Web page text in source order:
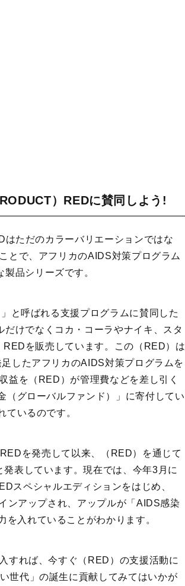
）REDに賛同しよう!
はただのカラーバリエーションではな
とで、アフリカのAIDS対策プログラム
品シリーズです。
と呼ばれる支援プログラムに賛同した
けでなくコカ・コーラやナイキ、スタ
を販売しています。この（RED）は
したアフリカのAIDS対策プログラムを
益を（RED）が管理費などを差し引く
（グローバルファンド）」に寄付してい
ているのです。
を発売して以来、（RED）を通じて
表しています。現在では、今年3月に
スペシャルエディションをはじめ、
ンアップされ、アップルが「AIDS感染
入れていることがわかります。
すれば、今すぐ（RED）の支援活動に
世代」の誕生に貢献してみてはいかが